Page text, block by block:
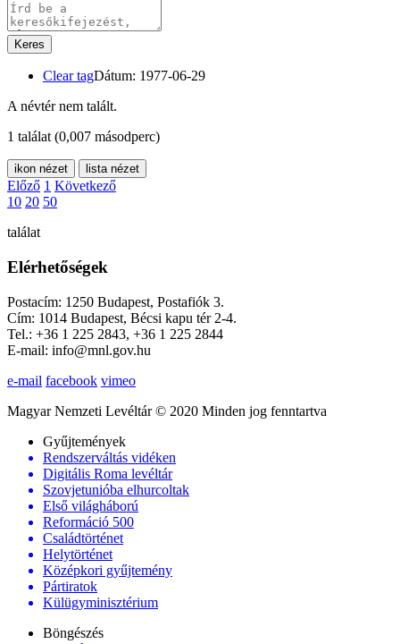
Keres
Clear tagDátum: 1977-06-29
A névtér nem talált.
1 találat (0,007 másodperc)
ikon nézet lista nézet
Előző 1 Következő
10 20 50
találat
Elérhetőségek
Postacím: 1250 Budapest, Postafiók 3.
Cím: 1014 Budapest, Bécsi kapu tér 2-4.
Tel.: +36 1 225 2843, +36 1 225 2844
E-mail: info@mnl.gov.hu
e-mail facebook vimeo
Magyar Nemzeti Levéltár © 2020 Minden jog fenntartva
Gyűjtemények
Rendszerváltás vidéken
Digitális Roma levéltár
Szovjetunióba elhurcoltak
Első világháború
Reformáció 500
Családtörténet
Helytörténet
Középkori gyűjtemény
Pártiratok
Külügyminisztérium
Böngészés